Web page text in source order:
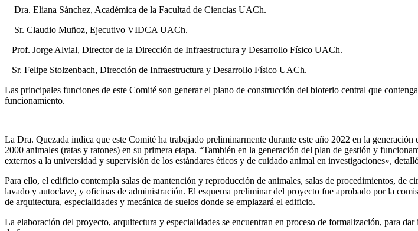
– Dra. Eliana Sánchez, Académica de la Facultad de Ciencias UACh.
– Sr. Claudio Muñoz, Ejecutivo VIDCA UACh.
– Prof. Jorge Alvial, Director de la Dirección de Infraestructura y Desarrollo Físico UACh.
– Sr. Felipe Stolzenbach, Dirección de Infraestructura y Desarrollo Físico UACh.
Las principales funciones de este Comité son generar el plano de construcción del bioterio central que
funcionamiento.
La Dra. Quezada indica que este Comité ha trabajado preliminarmente durante este año 2022 en la
2000 animales (ratas y ratones) en su primera etapa. “También en la generación del plan de gestión y
externos a la universidad y supervisión de los estándares éticos y de cuidado animal en investigaciones»,
Para ello, el edificio contempla salas de mantención y reproducción de animales, salas de procedimientos,
lavado y autoclave, y oficinas de administración. El esquema preliminar del proyecto fue aprobado por la
de arquitectura, especialidades y mecánica de suelos donde se emplazará el edificio.
La elaboración del proyecto, arquitectura y especialidades se encuentran en proceso de formalización, para